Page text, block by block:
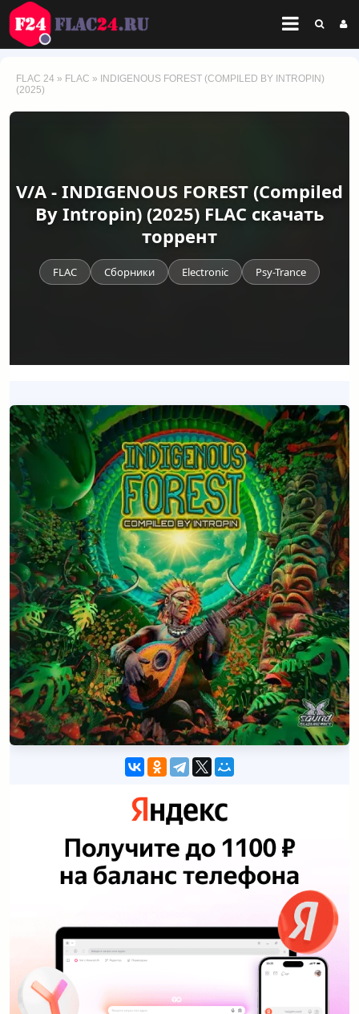
FLAC 24 » FLAC » INDIGENOUS FOREST (COMPILED BY INTROPIN)
(2025)
V/A - INDIGENOUS FOREST (Compiled
By Intropin) (2025) FLAC скачать
торрент
FLAC Сборники Electronic Psy-Trance